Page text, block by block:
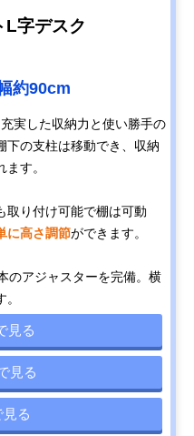
字デスク
約90cm
実した収納力と使い勝手の
下の支柱は移動でき、収納
す。
取り付け可能で棚は可動
に高さ調節ができます。
のアジャスターを完備。横
見る
見る
見る